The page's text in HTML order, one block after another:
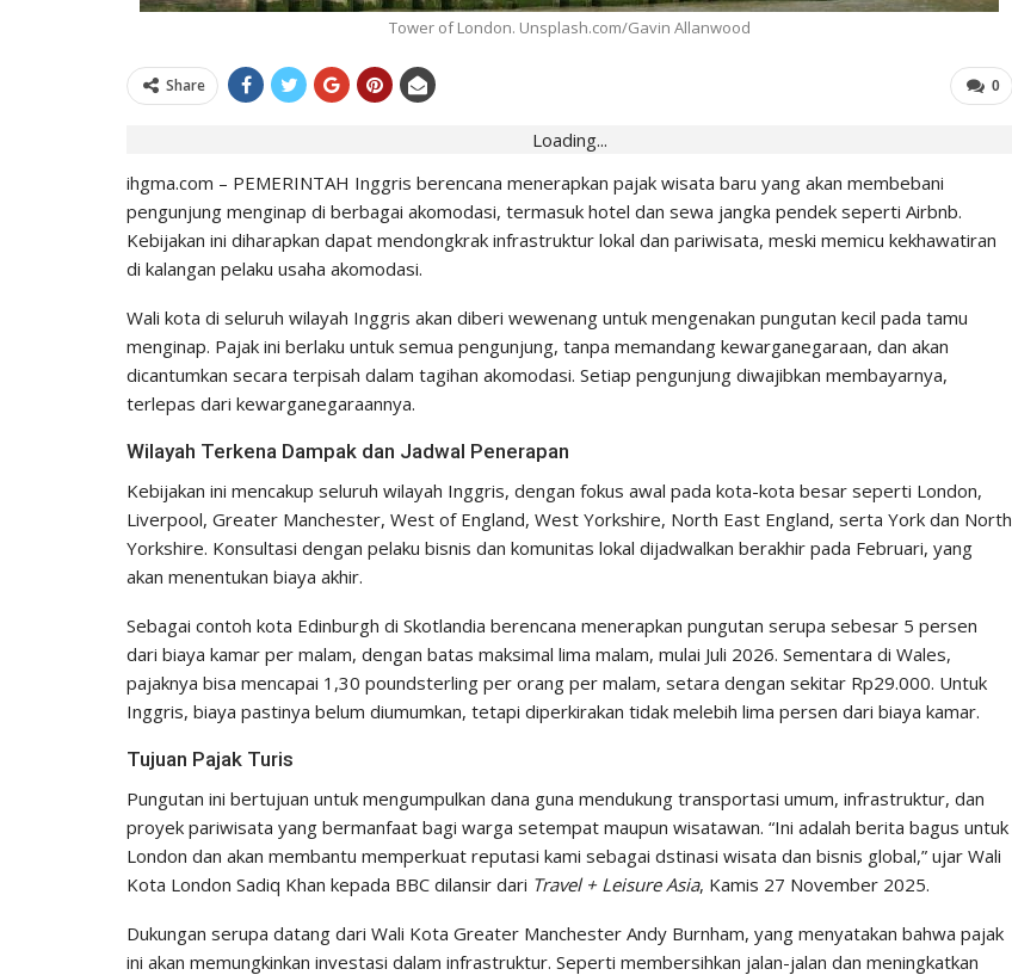
Tower of London. Unsplash.com/Gavin Allanwood
0
Share
Loading...
ihgma.com – PEMERINTAH Inggris berencana menerapkan pajak wisata baru yang akan membebani
pengunjung menginap di berbagai akomodasi, termasuk hotel dan sewa jangka pendek seperti Airbnb.
Kebijakan ini diharapkan dapat mendongkrak infrastruktur lokal dan pariwisata, meski memicu kekhawatiran
di kalangan pelaku usaha akomodasi.
Wali kota di seluruh wilayah Inggris akan diberi wewenang untuk mengenakan pungutan kecil pada tamu
menginap. Pajak ini berlaku untuk semua pengunjung, tanpa memandang kewarganegaraan, dan akan
dicantumkan secara terpisah dalam tagihan akomodasi. Setiap pengunjung diwajibkan membayarnya,
terlepas dari kewarganegaraannya.
Wilayah Terkena Dampak dan Jadwal Penerapan
Kebijakan ini mencakup seluruh wilayah Inggris, dengan fokus awal pada kota-kota besar seperti London,
Liverpool, Greater Manchester, West of England, West Yorkshire, North East England, serta York dan North
Yorkshire. Konsultasi dengan pelaku bisnis dan komunitas lokal dijadwalkan berakhir pada Februari, yang
akan menentukan biaya akhir.
Sebagai contoh kota Edinburgh di Skotlandia berencana menerapkan pungutan serupa sebesar 5 persen
dari biaya kamar per malam, dengan batas maksimal lima malam, mulai Juli 2026. Sementara di Wales,
pajaknya bisa mencapai 1,30 poundsterling per orang per malam, setara dengan sekitar Rp29.000. Untuk
Inggris, biaya pastinya belum diumumkan, tetapi diperkirakan tidak melebih lima persen dari biaya kamar.
Tujuan Pajak Turis
Pungutan ini bertujuan untuk mengumpulkan dana guna mendukung transportasi umum, infrastruktur, dan
proyek pariwisata yang bermanfaat bagi warga setempat maupun wisatawan. “Ini adalah berita bagus untuk
London dan akan membantu memperkuat reputasi kami sebagai dstinasi wisata dan bisnis global,” ujar Wali
Kota London Sadiq Khan kepada BBC dilansir dari Travel + Leisure Asia, Kamis 27 November 2025.
Dukungan serupa datang dari Wali Kota Greater Manchester Andy Burnham, yang menyatakan bahwa pajak
ini akan memungkinkan investasi dalam infrastruktur. Seperti membersihkan jalan-jalan dan meningkatkan
Jul 13, 2026 0 IHGMA